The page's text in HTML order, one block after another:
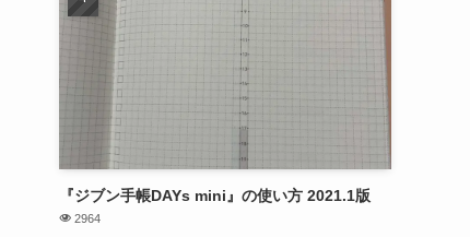
『ジブン手帳DAYs mini』の使い方 2021.1版
2964